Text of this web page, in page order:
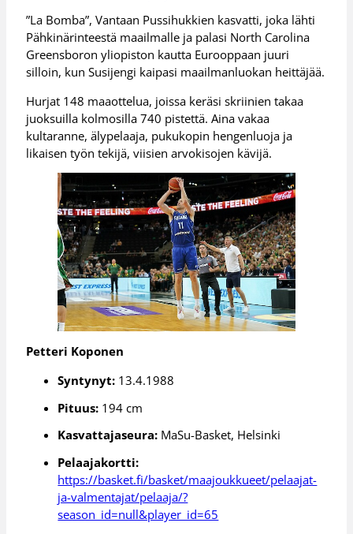
”La Bomba”, Vantaan Pussihukkien kasvatti, joka lähti
Pähkinärinteestä maailmalle ja palasi North Carolina
Greensboron yliopiston kautta Eurooppaan juuri
silloin, kun Susijengi kaipasi maailmanluokan heittäjää.
Hurjat 148 maaottelua, joissa keräsi skriinien takaa
juoksuilla kolmosilla 740 pistettä. Aina vakaa
kultaranne, älypelaaja, pukukopin hengenluoja ja
likaisen työn tekijä, viisien arvokisojen kävijä.
Petteri Koponen
Syntynyt: 13.4.1988
Pituus: 194 cm
Kasvattajaseura: MaSu-Basket, Helsinki
Pelaajakortti:
https://basket.fi/basket/maajoukkueet/pelaajat-
ja-valmentajat/pelaaja/?
season_id=null&player_id=65